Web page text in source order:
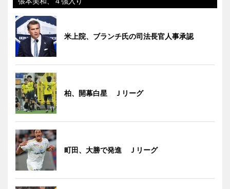
米上院、ブランチ氏の司法長官人事承認
柏、開幕白星 Ｊリーグ
町田、大勝で発進 Ｊリーグ